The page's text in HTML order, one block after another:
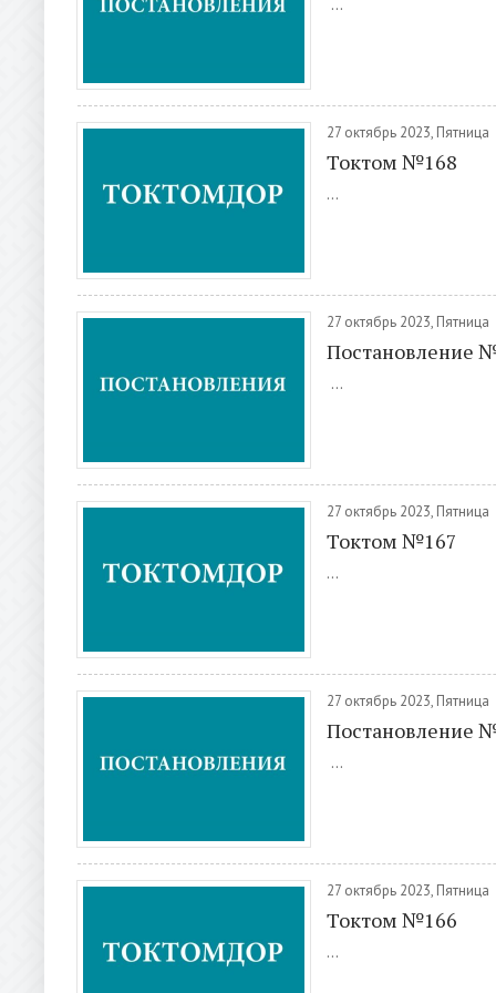
27 октябрь 2023, Пятница
Токтом №168
...
27 октябрь 2023, Пятница
Постановление
...
27 октябрь 2023, Пятница
Токтом №167
...
27 октябрь 2023, Пятница
Постановление
...
27 октябрь 2023, Пятница
Токтом №166
...